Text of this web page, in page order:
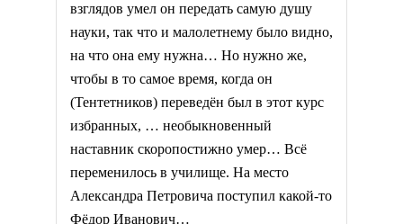
взглядов умел он передать самую душу
науки, так что и малолетнему было видно,
на что она ему нужна… Но нужно же,
чтобы в то самое время, когда он
(Тентетников) переведён был в этот курс
избранных, … необыкновенный
наставник скоропостижно умер… Всё
переменилось в училище. На место
Александра Петровича поступил какой-то
Фёдор Иванович…